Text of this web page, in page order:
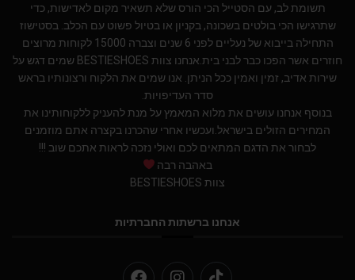
תשומת לב, עם הסטייל הכי הורס שלא תשאיר מקום לאדישות, כדי
שתרגישו הכי בולטים בשכונה, בקניון או בטיול פשוט עם הכלב. בסטישוז
התחילה בייבוא של נעליים לפני 6 שנים וצברה 15000 לקוחות מרוצים
חוזרים אשר הפכו כבר לבני בית.אנחנו צוות BESTIESHOES שמים דגש על
שירות אדיב, זמין ואמין ככל הניתן. אנו שמים את הלקוח ורצונותיו בראש
סדר העדיפויות.
בנוסף אנחנו עושים את מלוא המאמץ על מנת להעניק ללקוחותינו את
המחירים הזולים בישראל.ועכשיו אחרי שהכרנו בקצרה אתם מוזמנים
לבחור את הדגם המתאים לכם ואולי נזכה לראות אתכם שוב !!!
באהבה רבה
צוות BESTIESHOES
אנחנו ברשתות החברתיות